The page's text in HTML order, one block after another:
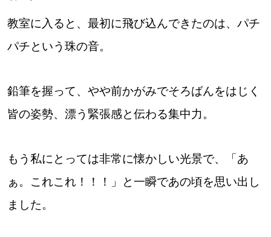
KEYWORD キーワード
Sitakke編集部 IKU
教室に入ると、最初に飛び込んできたのは、パチ
パチという珠の音。
鉛筆を握って、やや前かがみでそろばんをはじく
皆の姿勢、漂う緊張感と伝わる集中力。
もう私にとっては非常に懐かしい光景で、「あ
ぁ。これこれ！！！」と一瞬であの頃を思い出し
ました。